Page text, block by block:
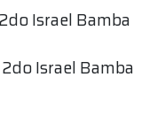
Israel Bamba
Israel Bamba